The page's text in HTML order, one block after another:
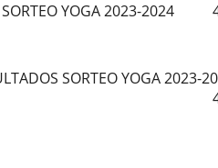
YOGA 2023-2024
SORTEO YOGA 2023-